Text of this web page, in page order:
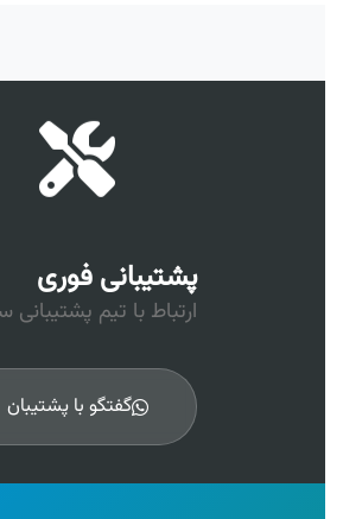
پشتیبانی فوری
ارتباط با تیم
گفتگو با پشتیبان